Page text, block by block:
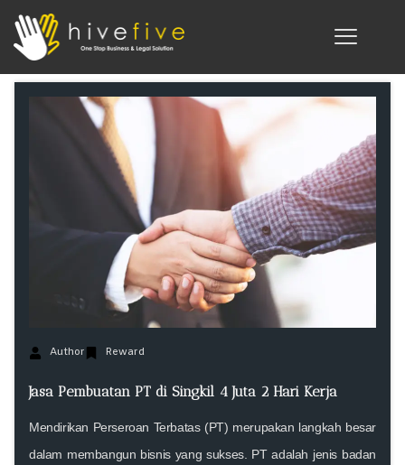
Author Reward
Jasa Pembuatan PT di Singkil 4 Juta 2 Hari Kerja
Mendirikan Perseroan Terbatas (PT) merupakan langkah besar
dalam membangun bisnis yang sukses. PT adalah jenis badan